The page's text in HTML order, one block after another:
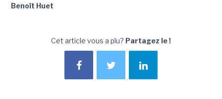
Benoît Huet
Cet article vous a plu? Partagez le !